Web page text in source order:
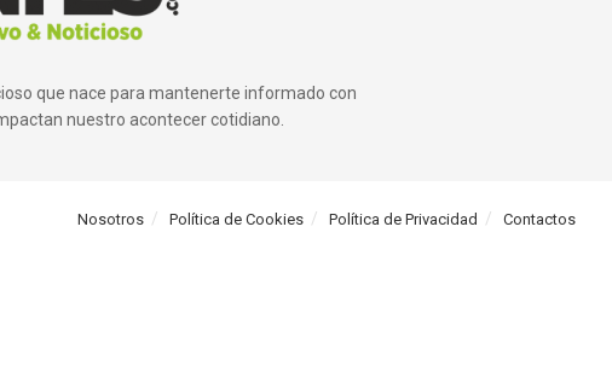
que nace para mantenerte informado con
nuestro acontecer cotidiano.
Nosotros Política de Cookies Política de Privacidad Contactos